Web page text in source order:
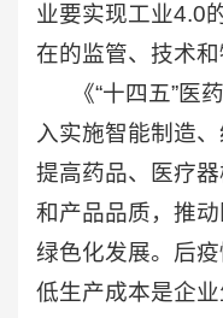
业要实现工业4.0
在的监管、技术和
《“十四五”医
入实施智能制造
提高药品、医疗
和产品品质，推
绿色化发展。后
低生产成本是企